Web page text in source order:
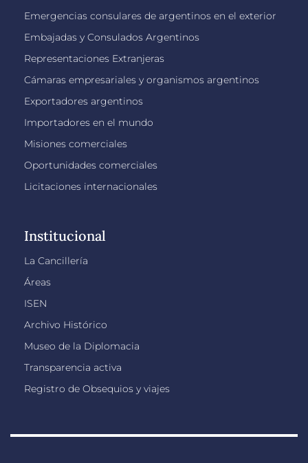
Emergencias consulares de argentinos en el exterior
Embajadas y Consulados Argentinos
Representaciones Extranjeras
Cámaras empresariales y organismos argentinos
Exportadores argentinos
Importadores en el mundo
Misiones comerciales
Oportunidades comerciales
Licitaciones internacionales
Institucional
La Cancillería
Áreas
ISEN
Archivo Histórico
Museo de la Diplomacia
Transparencia activa
Registro de Obsequios y viajes